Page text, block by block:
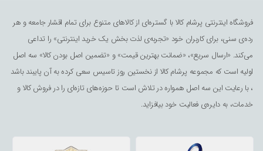
فروشگاه اینترنتی پرشام کالا با گستره‌ای از کالاهای متنوع برای تمام اقشار جامعه و هر
رده‌ی سنی، برای کاربران خود «تجربه‌ی لذت ‌بخش یک خرید اینترنتی» را تداعی
می‌کند. «ارسال سریع»، «ضمانت بهترین قیمت» و «تضمین اصل بودن کالا» سه اصل
اولیه است که مجموعه پرشام کالا از نخستین روز تاسیس سعی کرده به آن پایبند باشد
، با رعایت این سه اصل همواره در تلاش است تا حوزه‌های تازه‌ای را در فروش کالا و
خدمات، به دایره‌ی فعالیت خود بیافزاید.